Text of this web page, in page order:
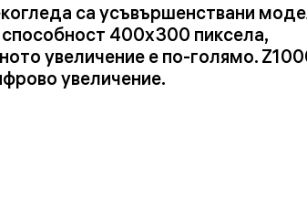
са усъвършенствани
400x300 пиксела,
увеличение е по-голямо.
увеличение.